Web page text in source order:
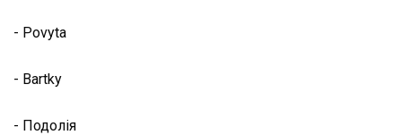
- Povyta
- Bartky
- Подолія